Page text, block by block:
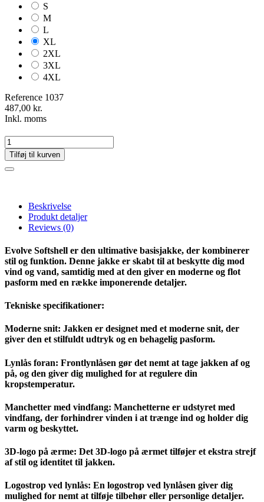
S
M
L
XL
2XL
3XL
4XL
Reference 1037
487,00 kr.
Inkl. moms
Tilføj til kurven
Beskrivelse
Produkt detaljer
Reviews (0)
Evolve Softshell er den ultimative basisjakke, der kombinerer
stil og funktion. Denne jakke er skabt til at beskytte dig mod
vind og vand, samtidig med at den giver en moderne og flot
pasform med en række imponerende detaljer.
Tekniske specifikationer:
Moderne snit: Jakken er designet med et moderne snit, der
giver den et stilfuldt udtryk og en behagelig pasform.
Lynlås foran: Frontlynlåsen gør det nemt at tage jakken af og
på, og den giver dig mulighed for at regulere din
kropstemperatur.
Manchetter med vindfang: Manchetterne er udstyret med
vindfang, der forhindrer vinden i at trænge ind og holder dig
varm og beskyttet.
3D-logo på ærme: Det 3D-logo på ærmet tilføjer et ekstra strejf
af stil og identitet til jakken.
Logostrop ved lynlås: En logostrop ved lynlåsen giver dig
mulighed for nemt at tilføje tilbehør eller personlige detaljer.